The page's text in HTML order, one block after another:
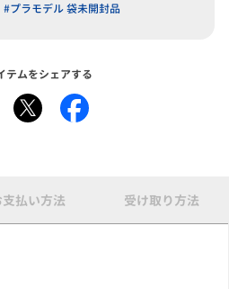
#プラモデル 袋未開封品
テムをシェアする
支払い方法 受け取り方法